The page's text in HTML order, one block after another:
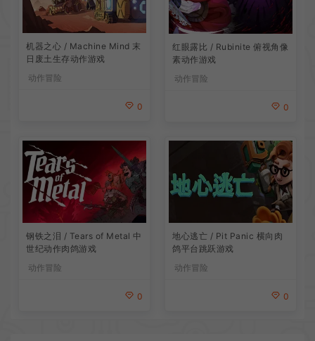
机器之心 / Machine Mind 末
日废土生存动作游戏
动作冒险
0
红眼露比 / Rubinite 俯视角像
素动作游戏
动作冒险
0
钢铁之泪 / Tears of Metal 中
世纪动作肉鸽游戏
动作冒险
0
地心逃亡 / Pit Panic 横向肉
鸽平台跳跃游戏
动作冒险
0